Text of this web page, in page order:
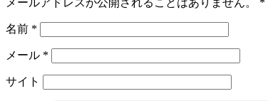
名前 *
メール *
サイト